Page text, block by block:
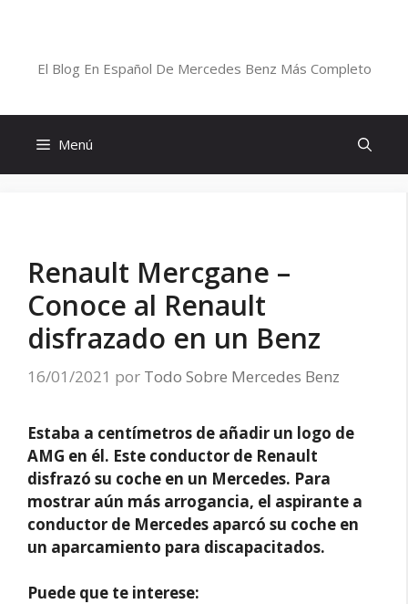
El Blog En Español De Mercedes Benz Más Completo
Menú
Renault Mercgane –
Conoce al Renault
disfrazado en un Benz
16/01/2021 por Todo Sobre Mercedes Benz
Estaba a centímetros de añadir un logo de
AMG en él. Este conductor de Renault
disfrazó su coche en un Mercedes. Para
mostrar aún más arrogancia, el aspirante a
conductor de Mercedes aparcó su coche en
un aparcamiento para discapacitados.
Puede que te interese: